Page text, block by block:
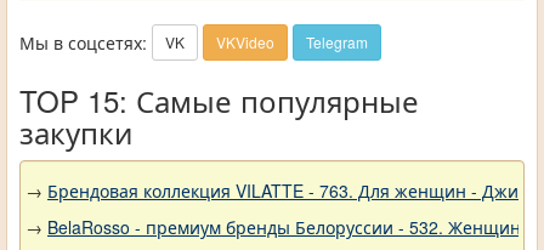
Мы в соцсетях: VK VKVideo Telegram
TOP 15: Самые популярные
закупки
→ Брендовая коллекция VILATTE - 763. Для женщин -
→ BelaRosso - премиум бренды Белоруссии - 532.